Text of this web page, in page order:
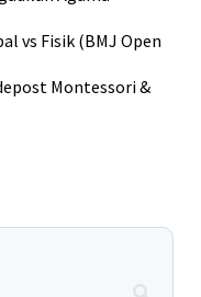
vs Fisik (BMJ Open
Montessori &